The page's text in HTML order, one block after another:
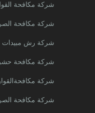
شركة مكافحة
شركة مكافحة
شركة رش مبيدات
شركة مكافحة
شركة
شركة مكافحة